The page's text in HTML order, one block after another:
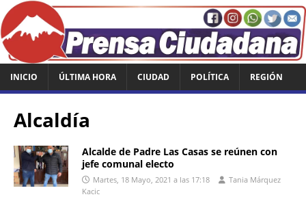
INICIO ÚLTIMA HORA CIUDAD POLÍTICA REGIÓN
Alcaldía
Alcalde de Padre Las Casas se reúnen con
jefe comunal electo
Martes, 18 Mayo, 2021 a las 17:18
Tania Márquez
Kacic